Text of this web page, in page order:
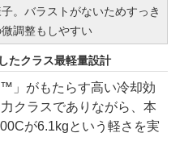
。バラストがないためすっき
調整もしやすい
たクラス最軽量設計
」がもたらす高い冷却効
クラスでありながら、本
が6.1kgという軽さを実